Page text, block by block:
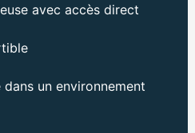
avec accès direct
un environnement